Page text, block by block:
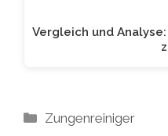
Vergleich und
Kategorien
Zungenreiniger